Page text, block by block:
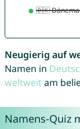
Neugierig auf
Namen in
weltweitam
Namens-Quiz